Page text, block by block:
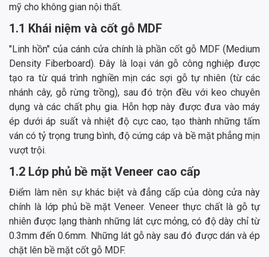
mỹ cho không gian nội thất.
1.1 Khái niệm và cốt gỗ MDF
"Linh hồn" của cánh cửa chính là phần cốt gỗ MDF (Medium
Density Fiberboard). Đây là loại ván gỗ công nghiệp được
tạo ra từ quá trình nghiền mịn các sợi gỗ tự nhiên (từ các
nhánh cây, gỗ rừng trồng), sau đó trộn đều với keo chuyên
dụng và các chất phụ gia. Hỗn hợp này được đưa vào máy
ép dưới áp suất và nhiệt độ cực cao, tạo thành những tấm
ván có tỷ trọng trung bình, độ cứng cáp và bề mặt phẳng mịn
vượt trội.
1.2 Lớp phủ bề mặt Veneer cao cấp
Điểm làm nên sự khác biệt và đẳng cấp của dòng cửa này
chính là lớp phủ bề mặt Veneer. Veneer thực chất là gỗ tự
nhiên được lạng thành những lát cực mỏng, có độ dày chỉ từ
0.3mm đến 0.6mm. Những lát gỗ này sau đó được dán và ép
chặt lên bề mặt cốt gỗ MDF.